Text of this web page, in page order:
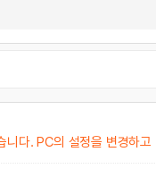
다. PC의 설정을 변경하